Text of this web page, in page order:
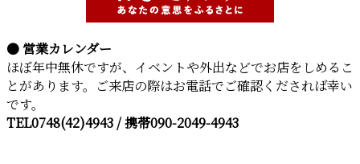
● 営業カレンダー
ほぼ年中無休ですが、イベントや外出などでお店をしめるこ
とがあります。ご来店の際はお電話でご確認くだされば幸い
です。
TEL0748(42)4943 / 携帯090-2049-4943